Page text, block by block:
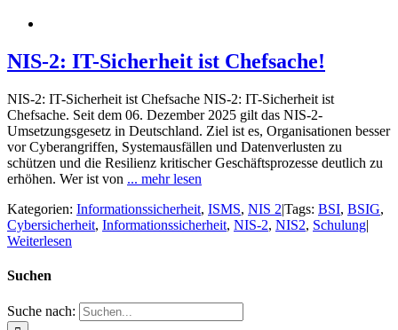
NIS-2: IT-Sicherheit ist Chefsache!
NIS-2: IT-Sicherheit ist Chefsache NIS-2: IT-Sicherheit ist
Chefsache. Seit dem 06. Dezember 2025 gilt das NIS-2-
Umsetzungsgesetz in Deutschland. Ziel ist es, Organisationen besser
vor Cyberangriffen, Systemausfällen und Datenverlusten zu
schützen und die Resilienz kritischer Geschäftsprozesse deutlich zu
erhöhen. Wer ist von ... mehr lesen
Kategorien: Informationssicherheit, ISMS, NIS 2|Tags: BSI, BSIG,
Cybersicherheit, Informationssicherheit, NIS-2, NIS2, Schulung|
Weiterlesen
Suchen
Suche nach: